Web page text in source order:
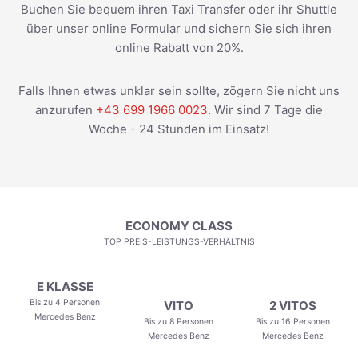
Buchen Sie bequem ihren Taxi Transfer oder ihr Shuttle
über unser online Formular und sichern Sie sich ihren
online Rabatt von 20%.
Falls Ihnen etwas unklar sein sollte, zögern Sie nicht uns
anzurufen +43 699 1966 0023. Wir sind 7 Tage die
Woche - 24 Stunden im Einsatz!
ECONOMY CLASS
TOP PREIS-LEISTUNGS-VERHÄLTNIS
E KLASSE
Bis zu 4 Personen
Mercedes Benz
VITO
Bis zu 8 Personen
Mercedes Benz
2 VITOS
Bis zu 16 Personen
Mercedes Benz